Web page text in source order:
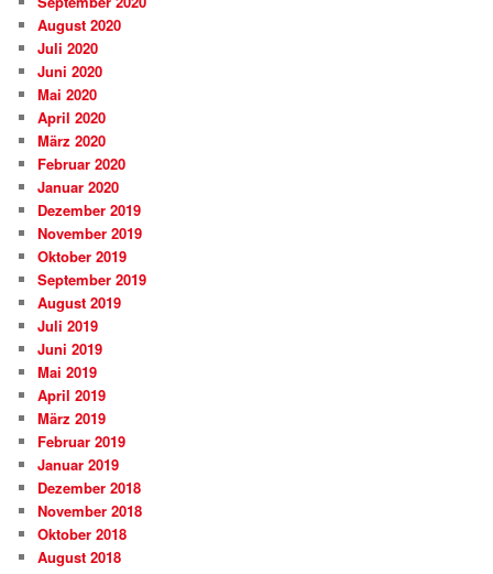
August 2020
Juli 2020
Juni 2020
Mai 2020
April 2020
März 2020
Februar 2020
Januar 2020
Dezember 2019
November 2019
Oktober 2019
September 2019
August 2019
Juli 2019
Juni 2019
Mai 2019
April 2019
März 2019
Februar 2019
Januar 2019
Dezember 2018
November 2018
Oktober 2018
August 2018